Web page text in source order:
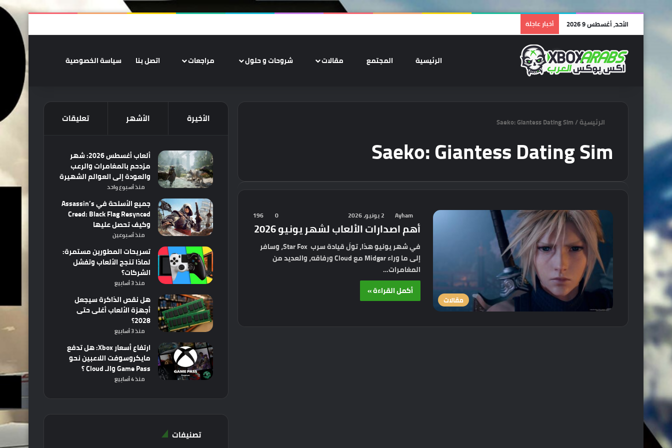
الأحد, أغسطس 9 2026 أخبار عاجلة ملخص الموقع RSS
تسجيل
الرئيسية المجتمع مقالات شروحات و حلول مراجعات اتصل بنا سياسة الخصوصية الوضع
الرئيسية/
Saeko: Giantess Dating Sim
Saeko: Giantess Dating Sim
مقالات
Ayham 2 يونيو، 2026 0
196
أهم اصدارات الألعاب لشهر يونيو 2026
في شهر يونيو هذا، تولَ قيادة سرب Star Fox، وسافر
إلى ما وراء Midgar مع Cloud ورفاقه، والعديد من
المغامرات…
أكمل القراءة »
الأخيرة الأشهر تعليقات
ألعاب أغسطس 2026: شهر
مزدحم بالمغامرات والرعب
والعودة إلى العوالم الشهيرة
منذ أسبوع واحد
جميع الأسلحة في Assassin’s
Creed: Black Flag Resynced
وكيف تحصل عليها
منذ أسبوعين
تسريحات المطورين مستمرة:
لماذا تنجح الألعاب وتفشل
الشركات؟
منذ 3 أسابيع
هل نقص الذاكرة سيجعل
أجهزة الألعاب أغلى حتى
2028؟
منذ 3 أسابيع
ارتفاع أسعار Xbox: هل تدفع
مايكروسوفت اللاعبين نحو
Game Pass والـ Cloud ؟
منذ 4 أسابيع
تصنيفات